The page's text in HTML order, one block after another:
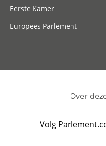
Eerste Kamer
Europees Parlement
Footer
Over
Volg